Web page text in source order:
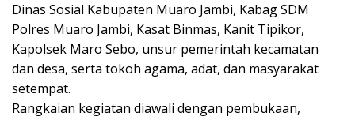
Dinas Sosial Kabupaten Muaro Jambi, Kabag SDM
Polres Muaro Jambi, Kasat Binmas, Kanit Tipikor,
Kapolsek Maro Sebo, unsur pemerintah kecamatan
dan desa, serta tokoh agama, adat, dan masyarakat
setempat.
Rangkaian kegiatan diawali dengan pembukaan,